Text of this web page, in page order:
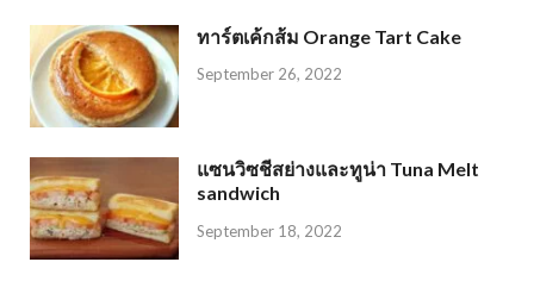
ทาร์ตเค้กส้ม Orange Tart Cake
September 26, 2022
แซนวิซชีสย่างและทูน่า Tuna Melt
sandwich
September 18, 2022